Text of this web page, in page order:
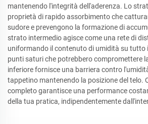
mantenendo l'integrità dell'aderenza. Lo
proprietà di rapido assorbimento che
sudore e prevengono la formazione di
strato intermedio agisce come una rete di
uniformando il contenuto di umidità su tutto
punti saturi che potrebbero compromettere
inferiore fornisce una barriera contro
tappetino mantenendo la posizione del telo.
completo garantisce una performance
della tua pratica, indipendentemente